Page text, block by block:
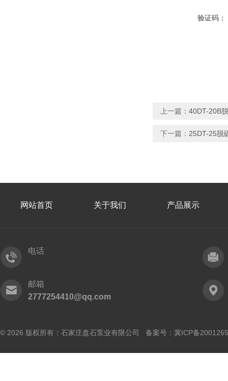
验证码：
上一篇： 40DT-20B
下一篇： 25DT-25脱
网站首页 关于我们 产品展示
电话
邮箱
2777254410@qq.com
© 2026 版权所有：石家庄盘石泵业有限公司 备案号： 冀ICP备